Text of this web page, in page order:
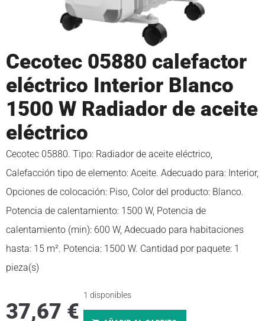
Cecotec 05880 calefactor
eléctrico Interior Blanco
1500 W Radiador de aceite
eléctrico
Cecotec 05880. Tipo: Radiador de aceite eléctrico,
Calefacción tipo de elemento: Aceite. Adecuado para: Interior,
Opciones de colocación: Piso, Color del producto: Blanco.
Potencia de calentamiento: 1500 W, Potencia de
calentamiento (min): 600 W, Adecuado para habitaciones
hasta: 15 m². Potencia: 1500 W. Cantidad por paquete: 1
pieza(s)
37,67 €
1 disponibles